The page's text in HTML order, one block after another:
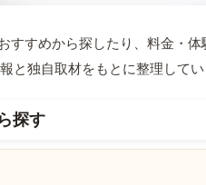
すすめから探したり、料金・
と独自取材をもとに整理してい
探す